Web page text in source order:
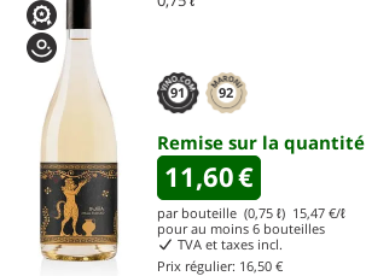
91 92
Remise sur la quantité
11,60€
par bouteille (0,75 ℓ) 15,47 €/ℓ
pour au moins 6 bouteilles
TVA et taxes incl.
Prix régulier: 16,50 €